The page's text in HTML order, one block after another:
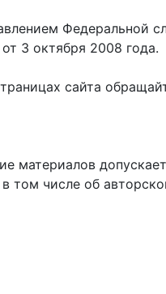
3 октября 2008 года.
сайта
материалов
том числе об